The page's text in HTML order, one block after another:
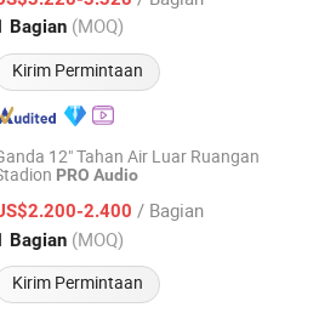
Bagian (MOQ)
Kirim Permintaan
Harga mulai 2025
12" Tahan Air Luar Ruangan
PRO Audio
2.400 / Bagian
Bagian (MOQ)
Kirim Permintaan
Technology Co., Ltd
Harga mulai 2018